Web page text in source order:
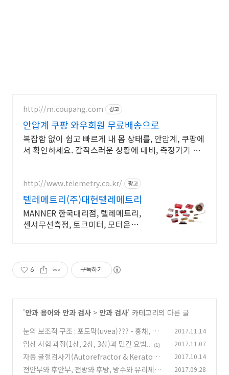
http://m.coupang.com 광고
안압계 쿠팡 와우회원 무료배송으로
복잡함 없이 쉽고 빠르게 내 몸 상태를, 안압계, 쿠팡에
서 확인하세요. 갑작스러운 상황에 대비, 측정기기 미
http://www.telemetry.co.kr/ 광고
텔레메트리(주)대현텔레메트리
MANNER 한국대리점, 텔레메트리,
센서무선측정, 토크미터, 모터온도
6 구독하기
'안과 용어와 안과 검사 > 안과 검사' 카테고리의 다른 글
눈의 보조적 구조 : 포도막(uvea)??? - 홍채, 섬모
체, 맥락막
(0)
2017.11.14
임상 시험 과정(1상, 2상, 3상)과 민간 요법.. (1) 2017.11.07
자동 굴절검사기(Autorefractor & Keratome
ter, ARK) - 안과 기본 검사
(29)
2017.10.14
전안부와 후안부, 전방와 후방, 방수와 유리체액
2017.09.28